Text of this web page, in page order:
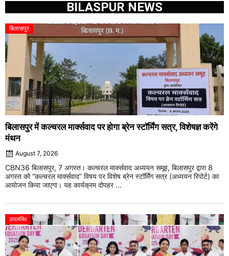
BILASPUR NEWS
बिलासपुर
बिलासपुर में कल्चरल मार्क्सवाद पर होगा ब्रेन स्टॉर्मिंग सत्र, विशेषज्ञ करेंगे
मंथन
August 7, 2026
CBN36 बिलासपुर, 7 अगस्त। कल्चरल मार्क्सवाद अध्ययन समूह, बिलासपुर द्वारा 8
अगस्त को “कल्चरल मार्क्सवाद” विषय पर विशेष ब्रेन स्टॉर्मिंग सत्र (अध्ययन रिपोर्ट) का
आयोजन किया जाएगा। यह कार्यक्रम दोपहर ...
उपलब्धि